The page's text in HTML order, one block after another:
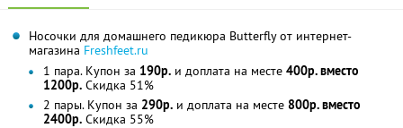
Носочки для домашнего педикюра Butterfly от интернет-
магазина Freshfeet.ru
1 пара. Купон за 190р. и доплата на месте 400р. вместо
1200р. Скидка 51%
2 пары. Купон за 290р. и доплата на месте 800р. вместо
2400р. Скидка 55%